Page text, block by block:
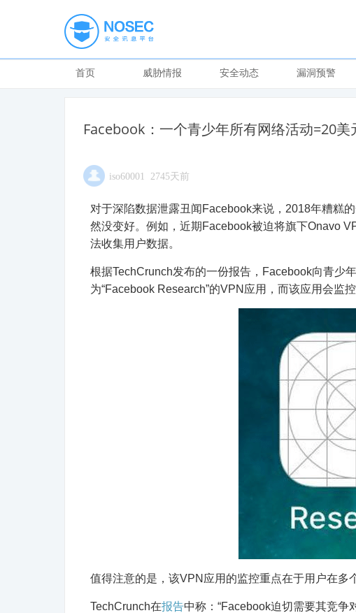
首页 威胁情报 安全动态 漏洞预警
Facebook：一个青少年所有网络活动=20美
iso60001 2745天前
对于深陷数据泄露丑闻Facebook来说，2018年糟糕
然没变好。例如，近期Facebook被迫将旗下Onavo
法收集用户数据。
根据TechCrunch发布的一份报告，Facebook向青少
为“Facebook Research”的VPN应用，而该应用会监
值得注意的是，该VPN应用的监控重点在于用户在多
TechCrunch在报告中称：“Facebook迫切需要其竞